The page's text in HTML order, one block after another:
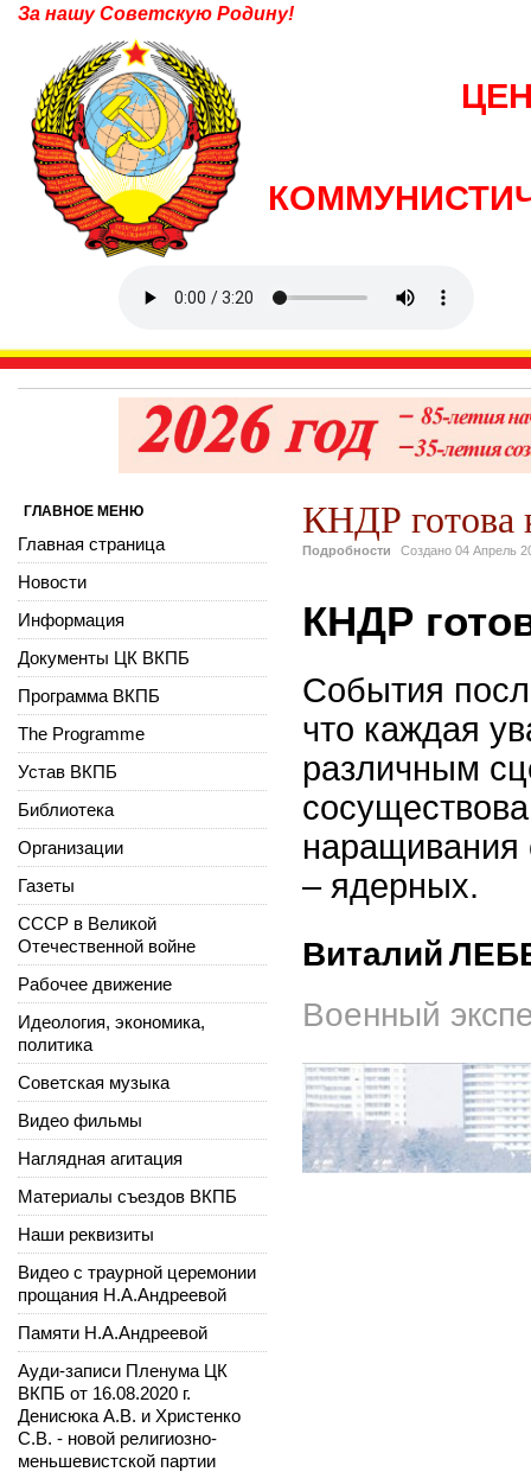
За нашу Советскую Родину!
КНДР готова
Подробности Создано 04 Апрель
КНДР
События
что каждая
различным
наращивания
– ядерных.
Виталий
Военный
ГЛАВНОЕ МЕНЮ
Главная страница
Новости
Информация
Документы ЦК ВКПБ
Программа ВКПБ
The Programme
Устав ВКПБ
Библиотека
Организации
Газеты
СССР в Великой
Отечественной войне
Рабочее движение
Идеология, экономика,
политика
Советская музыка
Видео фильмы
Наглядная агитация
Материалы съездов ВКПБ
Наши реквизиты
Видео с траурной церемонии
прощания Н.А.Андреевой
Памяти Н.А.Андреевой
Ауди-записи Пленума ЦК
ВКПБ от 16.08.2020 г.
Денисюка А.В. и Христенко
С.В. - новой религиозно-
меньшевистской партии